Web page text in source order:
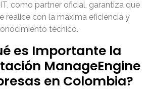
como partner oficial, garantiza que
realice con la máxima eficiencia y
técnico.
es Importante la
ManageEngine
en Colombia?